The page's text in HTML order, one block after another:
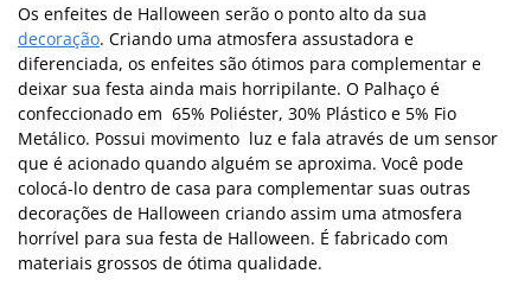
Os enfeites de Halloween serão o ponto alto da sua
decoração. Criando uma atmosfera assustadora e
diferenciada, os enfeites são ótimos para complementar e
deixar sua festa ainda mais horripilante. O Palhaço é
confeccionado em 65% Poliéster, 30% Plástico e 5% Fio
Metálico. Possui movimento luz e fala através de um sensor
que é acionado quando alguém se aproxima. Você pode
colocá-lo dentro de casa para complementar suas outras
decorações de Halloween criando assim uma atmosfera
horrível para sua festa de Halloween. É fabricado com
materiais grossos de ótima qualidade.